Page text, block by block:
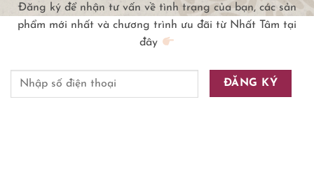
Đăng ký để nhận tư vấn về tình trạng của bạn, các sản
phẩm mới nhất và chương trình ưu đãi từ Nhất Tâm tại
đây